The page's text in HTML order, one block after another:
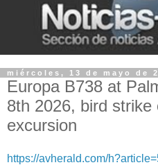
miércoles, 13 de mayo de
Europa B738 at
8th 2026, bird
excursion
https://avherald.com/